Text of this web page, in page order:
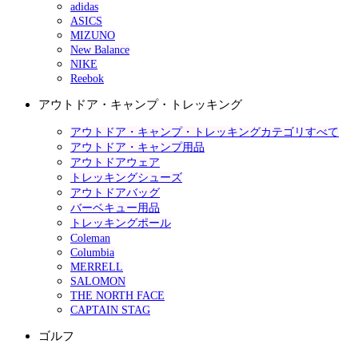
adidas
ASICS
MIZUNO
New Balance
NIKE
Reebok
アウトドア・キャンプ・トレッキング
アウトドア・キャンプ・トレッキングカテゴリすべて
アウトドア・キャンプ用品
アウトドアウェア
トレッキングシューズ
アウトドアバッグ
バーベキュー用品
トレッキングポール
Coleman
Columbia
MERRELL
SALOMON
THE NORTH FACE
CAPTAIN STAG
ゴルフ